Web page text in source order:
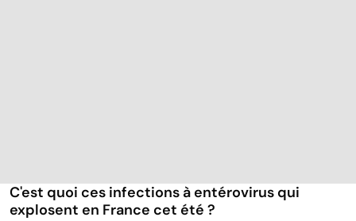
C'est quoi ces infections à entérovirus qui
explosent en France cet été ?